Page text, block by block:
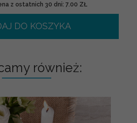
z ostatnich 30 dni: 7.00 ZŁ
DO KOSZYKA
również: